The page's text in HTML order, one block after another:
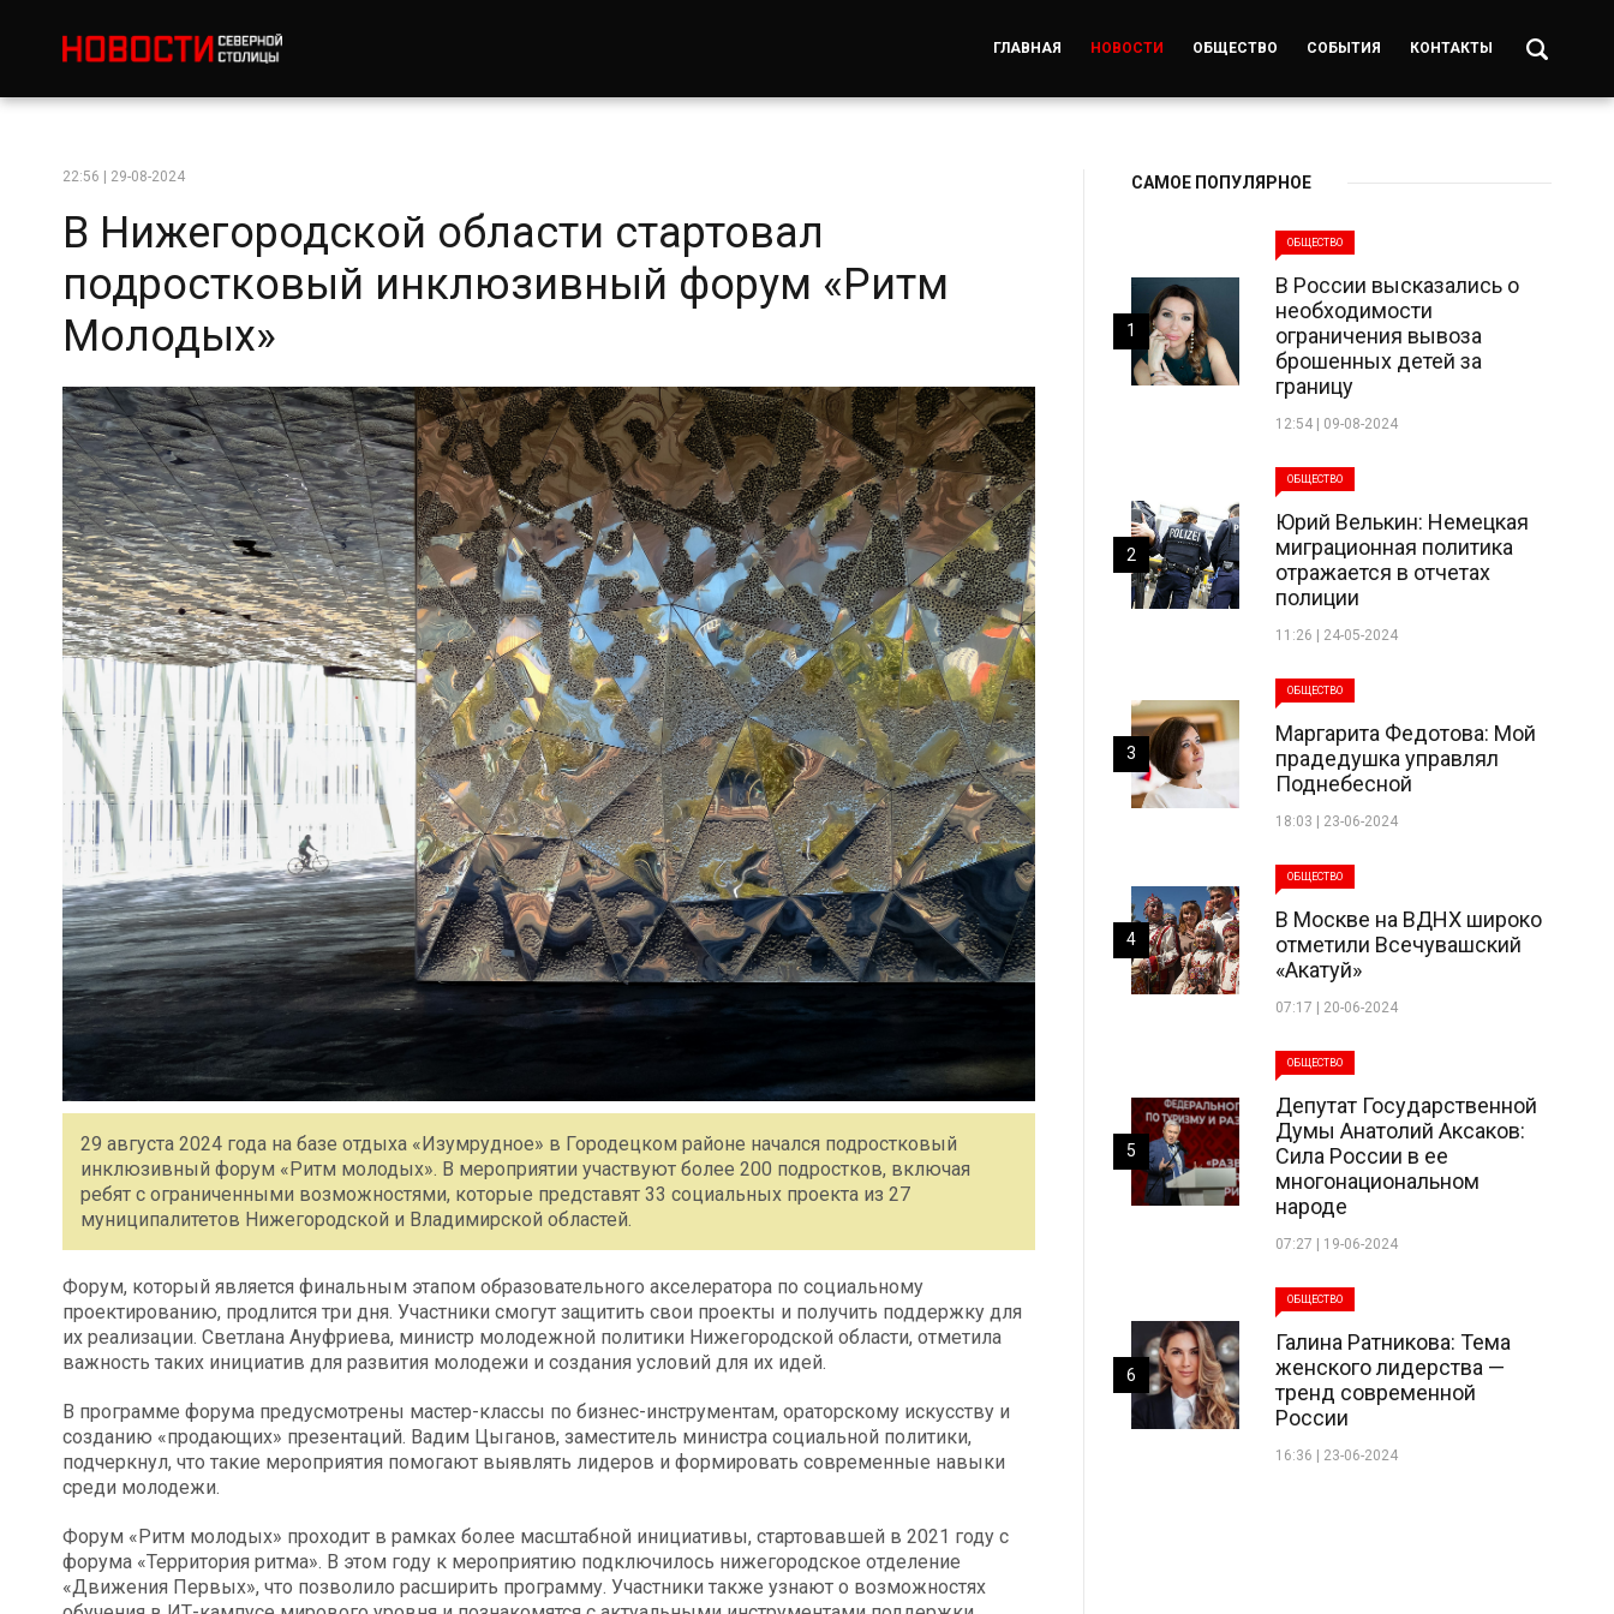
ГЛАВНАЯ НОВОСТИ ОБЩЕСТВО СОБЫТИЯ КОНТАКТЫ
22:56 | 29-08-2024
В Нижегородской области стартовал
подростковый инклюзивный форум «Ритм
Молодых»
29 августа 2024 года на базе отдыха «Изумрудное» в Городецком районе начался подростковый
инклюзивный форум «Ритм молодых». В мероприятии участвуют более 200 подростков, включая
ребят с ограниченными возможностями, которые представят 33 социальных проекта из 27
муниципалитетов Нижегородской и Владимирской областей.
Форум, который является финальным этапом образовательного акселератора по социальному
проектированию, продлится три дня. Участники смогут защитить свои проекты и получить поддержку для
их реализации. Светлана Ануфриева, министр молодежной политики Нижегородской области, отметила
важность таких инициатив для развития молодежи и создания условий для их идей.
В программе форума предусмотрены мастер-классы по бизнес-инструментам, ораторскому искусству и
созданию «продающих» презентаций. Вадим Цыганов, заместитель министра социальной политики,
подчеркнул, что такие мероприятия помогают выявлять лидеров и формировать современные навыки
среди молодежи.
Форум «Ритм молодых» проходит в рамках более масштабной инициативы, стартовавшей в 2021 году с
форума «Территория ритма». В этом году к мероприятию подключилось нижегородское отделение
«Движения Первых», что позволило расширить программу. Участники также узнают о возможностях
САМОЕ ПОПУЛЯРНОЕ
ОБЩЕСТВО
В России высказались о
необходимости
ограничения вывоза
брошенных детей за
границу
12:54 | 09-08-2024
1
ОБЩЕСТВО
Юрий Велькин: Немецкая
миграционная политика
отражается в отчетах
полиции
11:26 | 24-05-2024
2
ОБЩЕСТВО
Маргарита Федотова: Мой
прадедушка управлял
Поднебесной
18:03 | 23-06-2024
3
ОБЩЕСТВО
В Москве на ВДНХ широко
отметили Всечувашский
«Акатуй»
07:17 | 20-06-2024
4
ОБЩЕСТВО
Депутат Государственной
Думы Анатолий Аксаков:
Сила России в ее
многонациональном
народе
07:27 | 19-06-2024
5
ОБЩЕСТВО
Галина Ратникова: Тема
женского лидерства —
тренд современной
России
16:36 | 23-06-2024
6